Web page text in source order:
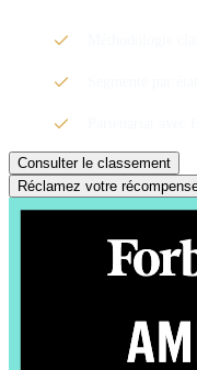
Consulter le classement
Réclamez votre